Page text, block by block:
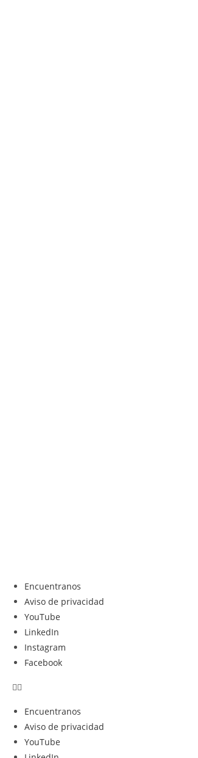
Encuentranos
Aviso de privacidad
YouTube
LinkedIn
Instagram
Facebook
Encuentranos
Aviso de privacidad
YouTube